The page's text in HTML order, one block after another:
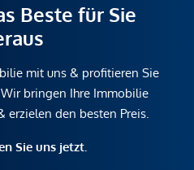
Beste für Sie
mit uns & profitieren Sie
bringen Ihre Immobilie
erzielen den besten Preis.
Sie uns jetzt.